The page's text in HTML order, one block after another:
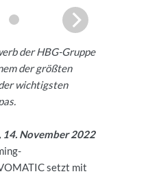
der HBG-Gruppe
der größten
wichtigsten
November 2022
setzt mit